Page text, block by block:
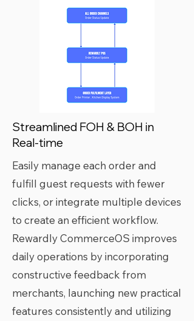
Streamlined FOH & BOH in
Real-time
Easily manage each order and
fulfill guest requests with fewer
clicks, or integrate multiple devices
to create an efficient workflow.
Rewardly CommerceOS improves
daily operations by incorporating
constructive feedback from
merchants, launching new practical
features consistently and utilizing